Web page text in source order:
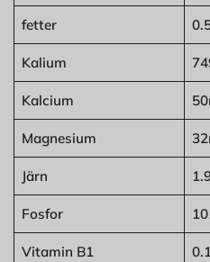
fetter
Kalium
Kalcium
Magnesium
Järn
Fosfor
Vitamin B1